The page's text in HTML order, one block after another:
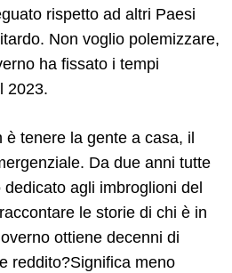
rispetto ad altri Paesi
Non voglio polemizzare,
ha fissato i tempi
2023.
tenere la gente a casa, il
Da due anni tutte
agli imbroglioni del
le storie di chi è in
ottiene decenni di
reddito?Significa meno